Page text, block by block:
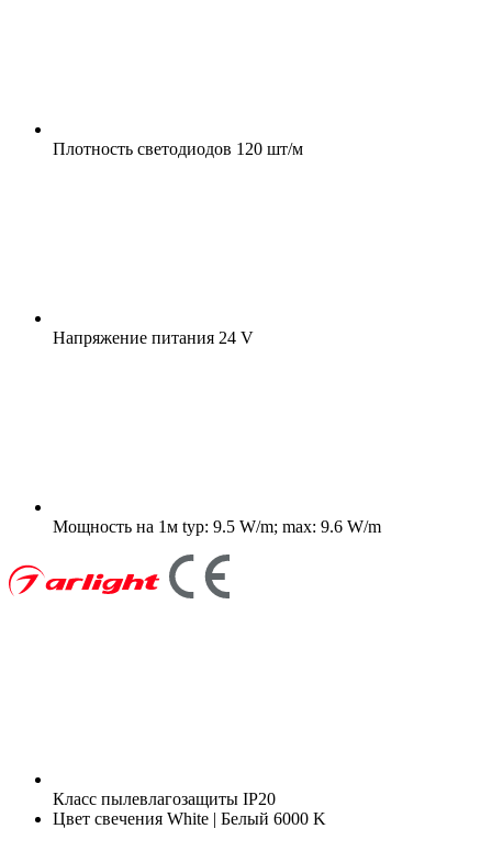
Плотность светодиодов 120 шт/м
Напряжение питания 24 V
Мощность на 1м typ: 9.5 W/m; max: 9.6 W/m
Класс пылевлагозащиты IP20
Цвет свечения White | Белый 6000 K